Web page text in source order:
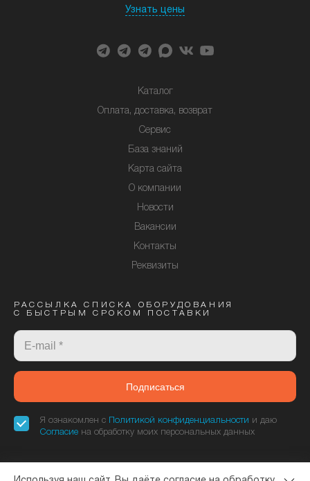
Узнать цены
Каталог
Оплата, доставка, возврат
Сервис
База знаний
Карта сайта
О компании
Новости
Вакансии
Контакты
Реквизиты
РАССЫЛКА СПИСКА ОБОРУДОВАНИЯ
С БЫСТРЫМ СРОКОМ ПОСТАВКИ
Подписаться
Я ознакомлен с Политикой конфиденциальности и даю
Согласие на обработку моих персональных данных